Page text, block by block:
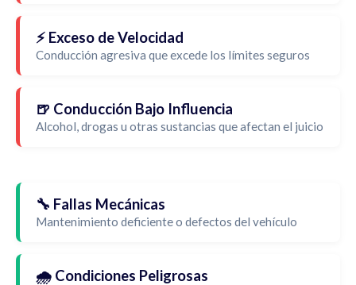
⚡ Exceso de Velocidad
Conducción agresiva que excede los límites seguros
🍺 Conducción Bajo Influencia
Alcohol, drogas u otras sustancias que afectan el juicio
🔧 Fallas Mecánicas
Mantenimiento deficiente o defectos del vehículo
🌧️ Condiciones Peligrosas